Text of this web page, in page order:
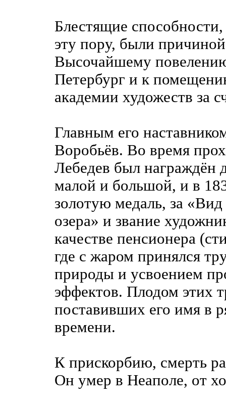
Блестящие
эту пору, были
Высочайшему
Петербург и к
академии художеств за
Главным его
Воробьёв. Во время
Лебедев был награждён
малой и большой, и в
золотую медаль, за
озера» и звание
качестве пенсионера
где с жаром принялся
природы и усвоением
эффектов. Плодом этих
поставивших его имя в
времени.
К прискорбию, смерть
Он умер в Неаполе, от